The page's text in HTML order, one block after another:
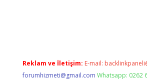
Reklam ve İletişim: E-mail:
forumhizmeti@gmail.com Whatsapp: 0262